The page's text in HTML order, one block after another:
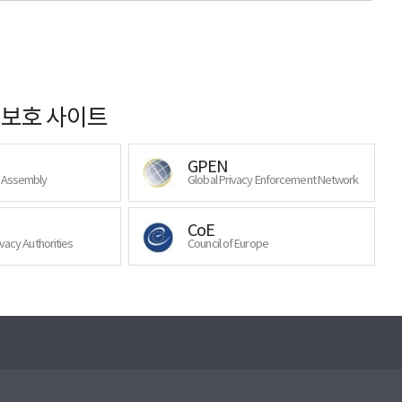
호 사이트
GPEN
Global Privacy Enforcement Network
Authorities
CoE
Council of Europe